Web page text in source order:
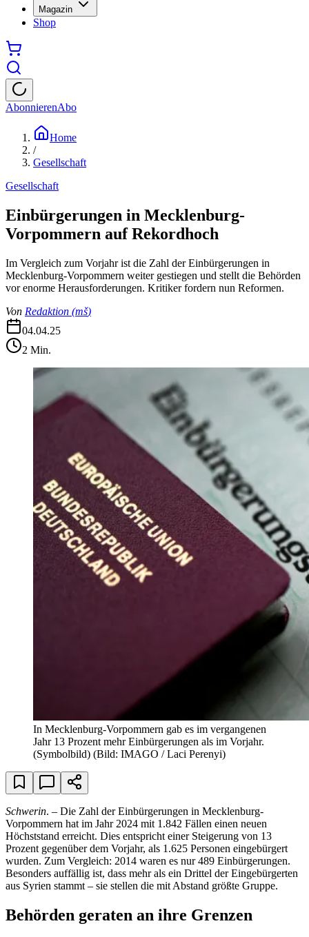
Magazin
Shop
AbonnierenAbo
Home
/
Gesellschaft
Gesellschaft
Einbürgerungen in Mecklenburg-
Vorpommern auf Rekordhoch
Im Vergleich zum Vorjahr ist die Zahl der Einbürgerungen in
Mecklenburg-Vorpommern weiter gestiegen und stellt die Behörden
vor enorme Herausforderungen. Kritiker fordern nun Reformen.
Von Redaktion (mš)
04.04.25
2 Min.
In Mecklenburg-Vorpommern gab es im vergangenen
Jahr 13 Prozent mehr Einbürgerungen als im Vorjahr.
(Symbolbild) (Bild: IMAGO / Laci Perenyi)
Schwerin. – Die Zahl der Einbürgerungen in Mecklenburg-
Vorpommern hat im Jahr 2024 mit 1.842 Fällen einen neuen
Höchststand erreicht. Dies entspricht einer Steigerung von 13
Prozent gegenüber dem Vorjahr, als 1.625 Personen eingebürgert
wurden. Zum Vergleich: 2014 waren es nur 489 Einbürgerungen.
Besonders auffällig ist, dass mehr als ein Drittel der Eingebürgerten
aus Syrien stammt – sie stellen die mit Abstand größte Gruppe.
Behörden geraten an ihre Grenzen